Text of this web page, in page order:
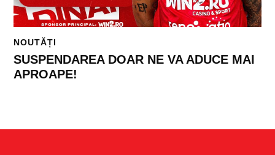
NOUTĂȚI
SUSPENDAREA DOAR NE VA ADUCE MAI
APROAPE!